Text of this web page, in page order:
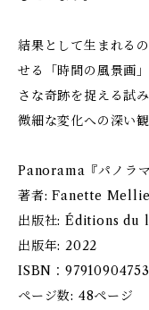
結果として生まれる
せる「時間の風景画
さな奇跡を捉える試
微細な変化への深い
Panorama『パノラマ
著者: Fanette
出版社: Éditions du
出版年: 2022
ISBN：
ページ数: 48ページ